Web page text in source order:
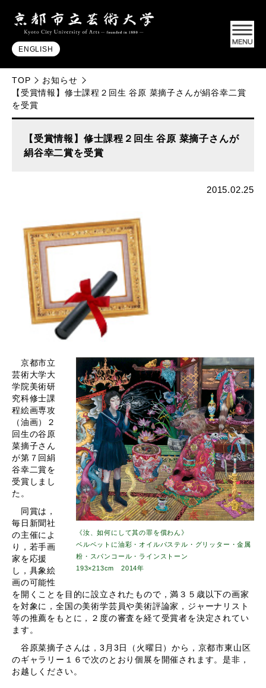
ENGLISH
TOP
お知らせ
【受賞情報】修士課程２回生 谷原 菜摘子さんが絹谷幸二賞
を受賞
【受賞情報】修士課程２回生 谷原 菜摘子さんが
絹谷幸二賞を受賞
2015.02.25
《汝、如何にして其の罪を償わん》
ベルベットに油彩・オイルパステル・グリッター・金属
粉・スパンコール・ラインストーン
193×213cm 2014年
京都市立
芸術大学大
学院美術研
究科修士課
程絵画専攻
（油画）２
回生の谷原
菜摘子さん
が第７回絹
谷幸二賞を
受賞しまし
た。
同賞は，
毎日新聞社
の主催によ
り，若手画
家を応援
し，具象絵
画の可能性
を開くことを目的に設立されたもので，満３５歳以下の画家
を対象に，全国の美術学芸員や美術評論家，ジャーナリスト
等の推薦をもとに，２度の審査を経て受賞者を決定されてい
ます。
谷原菜摘子さんは，3月3日（火曜日）から，京都市東山区
のギャラリー１６で次のとおり個展を開催されます。是非，
お越しください。